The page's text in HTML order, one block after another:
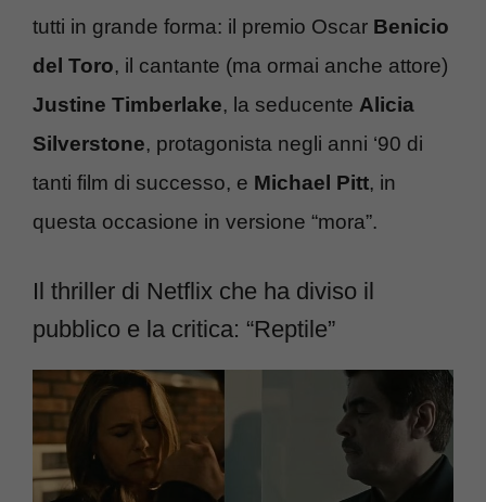
tutti in grande forma: il premio Oscar Benicio
del Toro, il cantante (ma ormai anche attore)
Justine Timberlake, la seducente Alicia
Silverstone, protagonista negli anni ‘90 di
tanti film di successo, e Michael Pitt, in
questa occasione in versione “mora”.
Il thriller di Netflix che ha diviso il
pubblico e la critica: “Reptile”